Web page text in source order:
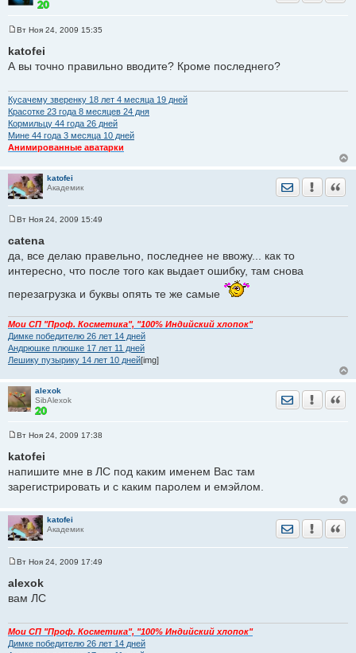
о
б
н
и
е
Вт Ноя 24, 2009 15:35
katofei
А вы точно правильно вводите? Кроме последнего?
Кусачему зверенку 18 лет 4 месяца 19 дней
Красотке 23 годa 8 месяцев 24 дня
Кормильцу 44 годa 26 дней
Мине 44 годa 3 месяца 10 дней
Анимированные аватарки
katofei
Академик
Отправить
о
б
е
и
Вт Ноя 24, 2009 15:49
catena
да, все делаю правельно, последнее не ввожу... как то
интересно, что после того как выдает ошибку, там снова
перезагрузка и буквы опять те же самые
Мои СП "Проф. Косметика", "100% Индийский хлопок"
Димке победителю 26 лет 14 дней
Андрюшке плюшке 17 лет 11 дней
Лешику пузырику 14 лет 10 дней[img]
alexok
SibAlexok
Отправить
о
б
е
и
е
Вт Ноя 24, 2009 17:38
katofei
напишите мне в ЛС под каким именем Вас там
зарегистрировать и с каким паролем и емэйлом.
katofei
Академик
Отправить
о
б
н
и
е
Вт Ноя 24, 2009 17:49
alexok
вам ЛС
Мои СП "Проф. Косметика", "100% Индийский хлопок"
Димке победителю 26 лет 14 дней